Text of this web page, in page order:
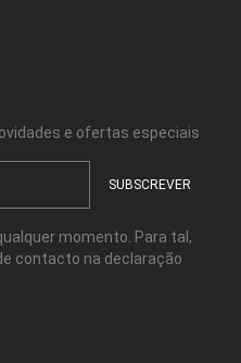
e ofertas especiais
momento. Para tal,
contacto na declaração